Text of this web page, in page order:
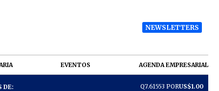
NEWSLETTERS
EVENTOS AGENDA EMPRESARIAL
DE: Q7.61553 PORUS$1.00